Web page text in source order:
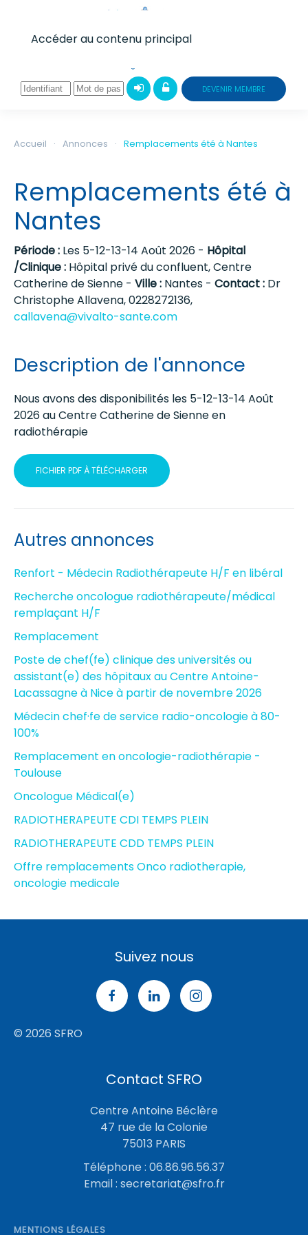
Accéder au contenu principal
DEVENIR MEMBRE
Accueil Annonces Remplacements été à Nantes
Remplacements été à
Nantes
Période : Les 5-12-13-14 Août 2026 - Hôpital
/Clinique : Hôpital privé du confluent, Centre
Catherine de Sienne - Ville : Nantes - Contact : Dr
Christophe Allavena, 0228272136,
callavena@vivalto-sante.com
Description de l'annonce
Nous avons des disponibilités les 5-12-13-14 Août
2026 au Centre Catherine de Sienne en
radiothérapie
FICHIER PDF À TÉLÉCHARGER
Autres annonces
Renfort - Médecin Radiothérapeute H/F en libéral
Recherche oncologue radiothérapeute/médical
remplaçant H/F
Remplacement
Poste de chef(fe) clinique des universités ou
assistant(e) des hôpitaux au Centre Antoine-
Lacassagne à Nice à partir de novembre 2026
Médecin chef·fe de service radio-oncologie à 80-
100%
Remplacement en oncologie-radiothérapie -
Toulouse
Oncologue Médical(e)
RADIOTHERAPEUTE CDI TEMPS PLEIN
RADIOTHERAPEUTE CDD TEMPS PLEIN
Offre remplacements Onco radiotherapie,
oncologie medicale
Suivez nous
© 2026 SFRO
Contact SFRO
Centre Antoine Béclère
47 rue de la Colonie
75013 PARIS
Téléphone : 06.86.96.56.37
Email : secretariat@sfro.fr
MENTIONS LÉGALES